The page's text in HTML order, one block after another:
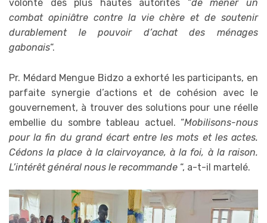
volonté des plus hautes autorités “de mener un
combat opiniâtre contre la vie chère et de soutenir
durablement le pouvoir d’achat des ménages
gabonais“.
Pr. Médard Mengue Bidzo a exhorté les participants, en
parfaite synergie d’actions et de cohésion avec le
gouvernement, à trouver des solutions pour une réelle
embellie du sombre tableau actuel. “Mobilisons-nous
pour la fin du grand écart entre les mots et les actes.
Cédons la place à la clairvoyance, à la foi, à la raison.
L’intérêt général nous le recommande “, a-t-il martelé.